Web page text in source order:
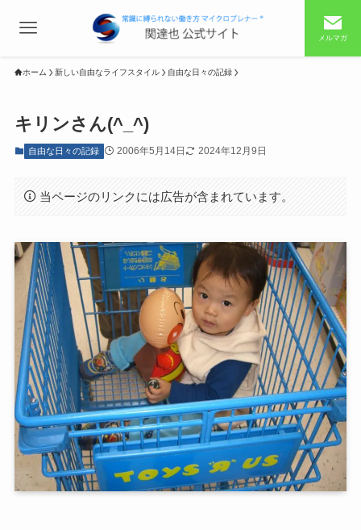
メルマガ
ホーム 新しい自由なライフスタイル 自由な日々の記録
キリンさん(^_^)
自由な日々の記録 2006年5月14日 2024年12月9日
当ページのリンクには広告が含まれています。